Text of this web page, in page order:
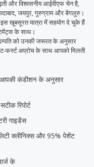
और विश्वसनीय आईवीएफ चेन है,
जयपुर, गुरुग्राम और बेंगलुरु।
इस खूबसूरत यात्रा में सहयोग दे चुके हैं
के साथ।
को उनकी जरूरत के अनुसार
फर्स्ट अप्रोच के साथ आपको मिलती
आपकी कंडीशन के अनुसार
रिपोर्ट
गाइडेंस
क्लीनिक्स और 95% पेशेंट
के